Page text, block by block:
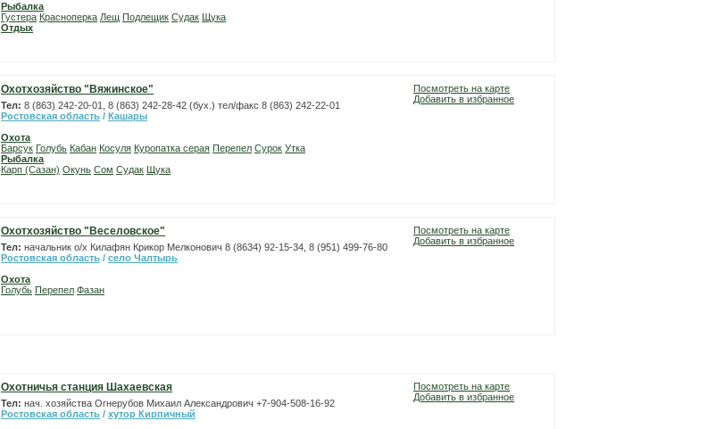
Рыбалка
Густера Красноперка Лещ Подлещик Судак Щука
Отдых
Охотхозяйство "Вяжинское"
Тел: 8 (863) 242-20-01, 8 (863) 242-28-42 (бух.) тел/факс 8 (863) 242-22-01
Ростовская область / Кашары
Охота
Барсук Голубь Кабан Косуля Куропатка серая Перепел Сурок Утка
Рыбалка
Карп (Сазан) Окунь Сом Судак Щука
Посмотреть на карте
Добавить в избранное
Охотхозяйство "Веселовское"
Тел: начальник о/х Килафян Крикор Мелконович 8 (8634) 92-15-34, 8 (951) 499-76-80
Ростовская область / село Чалтырь
Охота
Голубь Перепел Фазан
Посмотреть на карте
Добавить в избранное
Охотничья станция Шахаевская
Тел: нач. хозяйства Огнерубов Михаил Александрович +7-904-508-16-92
Ростовская область / хутор Кирпичный
Посмотреть на карте
Добавить в избранное